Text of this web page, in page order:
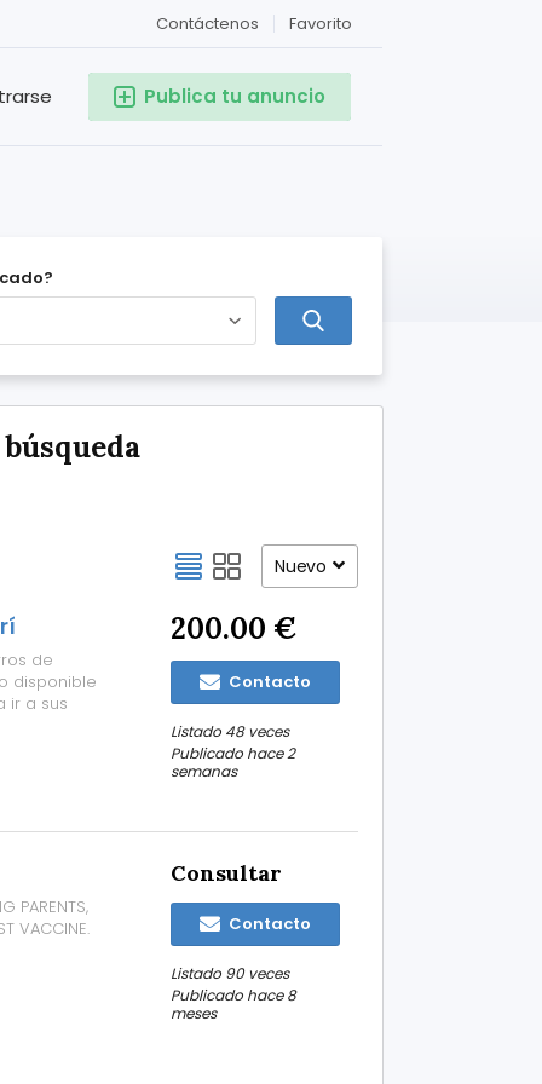
Favorito
Contáctenos
Publica tu anuncio
Nuevo
de
disponible
ir a sus
200.00 €
Contacto
Listado 48 veces
Publicado hace 2
semanas
PARENTS,
VACCINE.
Consultar
Contacto
Listado 90 veces
Publicado hace 8
meses